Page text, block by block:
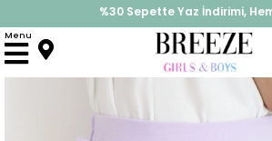
%30 Sepette Yaz İndirimi,
İndirimlere ek %10 İndirimi Kap,
Menu
Anasayfa Alt Giyim Kapri & Şort